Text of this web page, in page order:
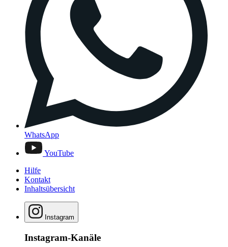
WhatsApp
YouTube
Hilfe
Kontakt
Inhaltsübersicht
Instagram
Instagram-Kanäle